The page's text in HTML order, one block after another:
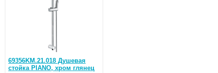
69356KM.21.018 Душевая
стойка PIANO, хром глянец